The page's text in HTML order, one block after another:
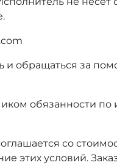
и обращаться за
обязанности по
со
этих условий.